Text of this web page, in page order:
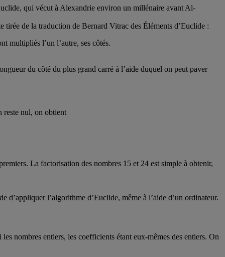
qui vécut à Alexandrie environ un millénaire avant Al-
de la traduction de Bernard Vitrac des Éléments d’Euclide :
multipliés l’un l’autre, ses côtés.
du côté du plus grand carré à l’aide duquel on peut paver
reste nul, on obtient
La factorisation des nombres 15 et 24 est simple à obtenir,
l’algorithme d’Euclide, même à l’aide d’un ordinateur.
nombres entiers, les coefficients étant eux-mêmes des entiers. On